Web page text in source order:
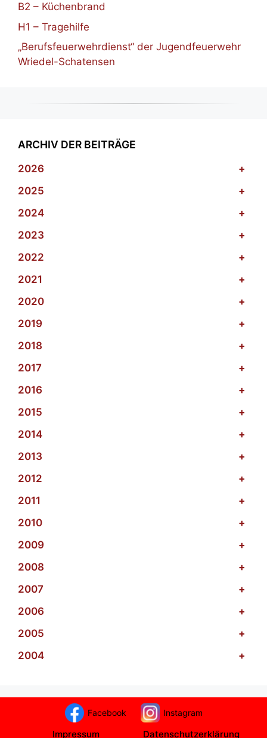
B2 – Küchenbrand
H1 – Tragehilfe
„Berufsfeuerwehrdienst“ der Jugendfeuerwehr
Wriedel-Schatensen
ARCHIV DER BEITRÄGE
2026
+
2025
+
2024
+
2023
+
2022
+
2021
+
2020
+
2019
+
2018
+
2017
+
2016
+
2015
+
2014
+
2013
+
2012
+
2011
+
2010
+
2009
+
2008
+
2007
+
2006
+
2005
+
2004
+
Facebook Instagram
Impressum Datenschutzerklärung